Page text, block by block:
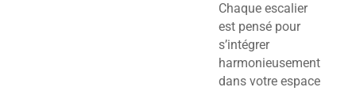
Chaque escalier
est pensé pour
s’intégrer
harmonieusement
dans votre espace